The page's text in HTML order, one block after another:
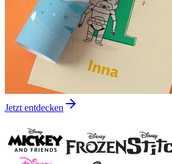
Jetzt entdecken